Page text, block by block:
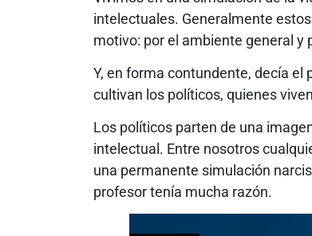
intelectuales. Generalmente
motivo: por el ambiente general y
Y, en forma contundente, decía el
cultivan los políticos, quienes
Los políticos parten de una
intelectual. Entre nosotros
una permanente simulación
profesor tenía mucha razón.